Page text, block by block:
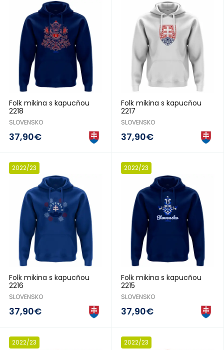
Folk mikina s kapucňou
2218
SLOVENSKO
37,90€
Folk mikina s kapucňou
2217
SLOVENSKO
37,90€
2022/23
Folk mikina s kapucňou
2216
SLOVENSKO
37,90€
2022/23
Folk mikina s kapucňou
2215
SLOVENSKO
37,90€
2022/23 2022/23